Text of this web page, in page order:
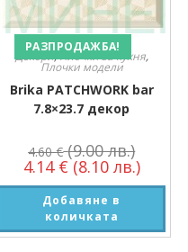
РАЗПРОДАЖБА!
Декори,Плочки за кухня,
Плочки модели
Brika PATCHWORK bar
7.8×23.7 декор
4.60€ (9.00 лв.)
4.14 € (8.10 лв.)
Добавяне в
количката